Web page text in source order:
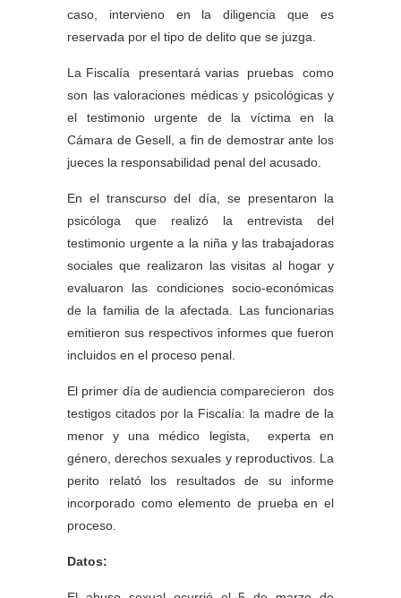
caso, intervieno en la diligencia que es
reservada por el tipo de delito que se juzga.
La Fiscalía presentará varias pruebas como
son las valoraciones médicas y psicológicas y
el testimonio urgente de la víctima en la
Cámara de Gesell, a fin de demostrar ante los
jueces la responsabilidad penal del acusado.
En el transcurso del día, se presentaron la
psicóloga que realizó la entrevista del
testimonio urgente a la niña y las trabajadoras
sociales que realizaron las visitas al hogar y
evaluaron las condiciones socio-económicas
de la familia de la afectada. Las funcionarias
emitieron sus respectivos informes que fueron
incluidos en el proceso penal.
El primer día de audiencia comparecieron dos
testigos citados por la Fiscalía: la madre de la
menor y una médico legista, experta en
género, derechos sexuales y reproductivos. La
perito relató los resultados de su informe
incorporado como elemento de prueba en el
proceso.
Datos: